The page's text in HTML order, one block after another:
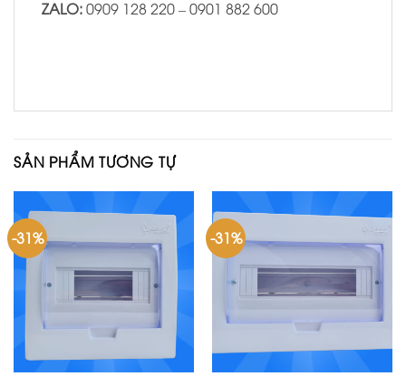
ZALO:0909 128 220 – 0901 882 600
SẢN PHẨM TƯƠNG TỰ
-31% -31%